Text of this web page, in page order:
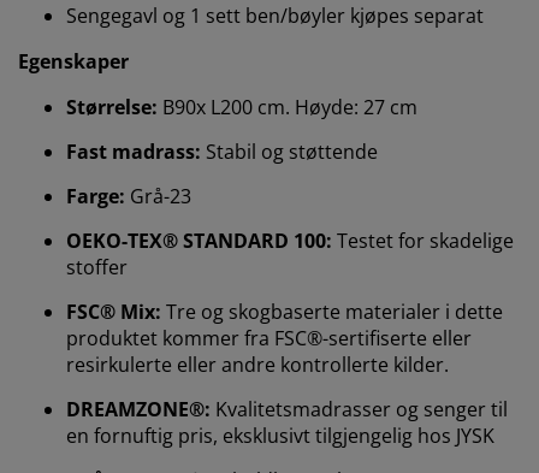
Sengegavl og 1 sett ben/bøyler kjøpes separat
Egenskaper
Størrelse: B90x L200 cm. Høyde: 27 cm
Fast madrass: Stabil og støttende
Farge: Grå-23
OEKO-TEX® STANDARD 100: Testet for skadelige
stoffer
FSC® Mix: Tre og skogbaserte materialer i dette
produktet kommer fra FSC®-sertifiserte eller
resirkulerte eller andre kontrollerte kilder.
DREAMZONE®: Kvalitetsmadrasser og senger til
en fornuftig pris, eksklusivt tilgjengelig hos JYSK
Vi tilpasser opplevelsen din
Hos JYSK bruker vi informasjonskapsler (cookies) og
mobile identifikatorer for å sikre en god opplevelse når
du besøker nettsiden vår. Informasjonskapsler samler
inn informasjon om deg for å sikre funksjonalitet,
statistikk og relevant markedsføring.
Når du godtar markedsførings-informasjonskapslene,
deler vi nettleserdataene dine med
markedsføringspartnere (f.eks. Google, Meta og TikTok)